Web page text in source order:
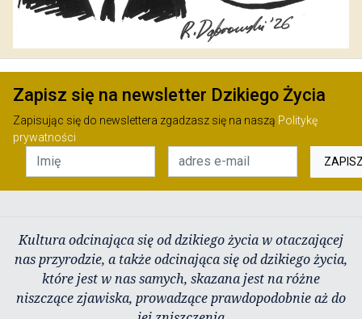
Zapisz się na newsletter Dzikiego Życia
Zapisując się do newslettera zgadzasz się na naszą Politykę
prywatności
Kultura odcinająca się od dzikiego życia w otaczającej
nas przyrodzie, a także odcinająca się od dzikiego życia,
które jest w nas samych, skazana jest na różne
niszczące zjawiska, prowadzące prawdopodobnie aż do